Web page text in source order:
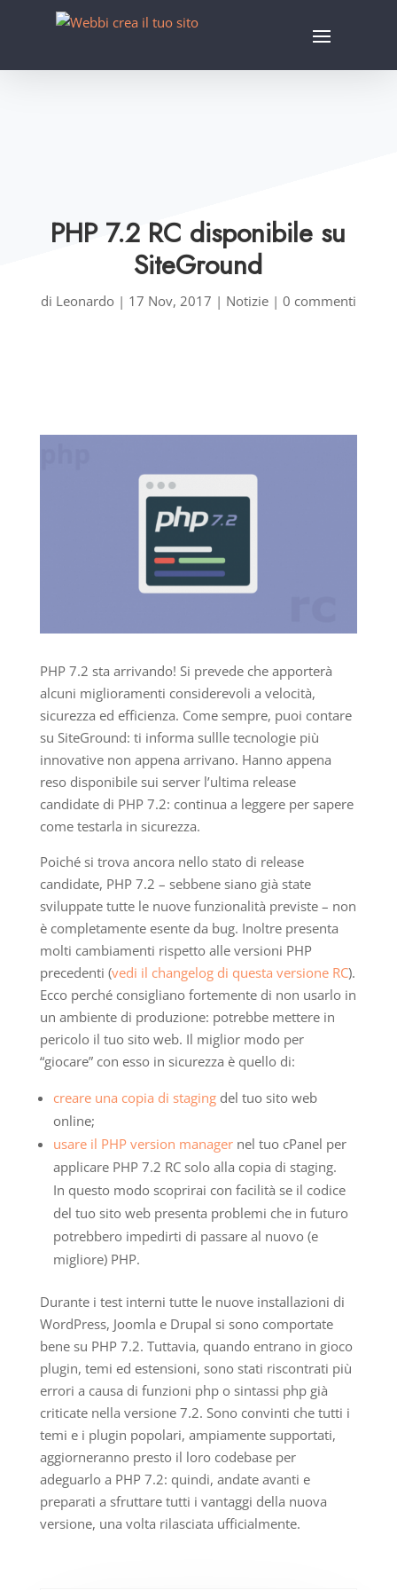
PHP 7.2 RC disponibile su
SiteGround
di Leonardo| 17 Nov, 2017 | Notizie| 0 commenti
PHP 7.2 sta arrivando! Si prevede che apporterà
alcuni miglioramenti considerevoli a velocità,
sicurezza ed efficienza. Come sempre, puoi contare
su SiteGround: ti informa sullle tecnologie più
innovative non appena arrivano. Hanno appena
reso disponibile sui server l’ultima release
candidate di PHP 7.2: continua a leggere per sapere
come testarla in sicurezza.
Poiché si trova ancora nello stato di release
candidate, PHP 7.2 – sebbene siano già state
sviluppate tutte le nuove funzionalità previste – non
è completamente esente da bug. Inoltre presenta
molti cambiamenti rispetto alle versioni PHP
precedenti (vedi il changelog di questa versione RC).
Ecco perché consigliano fortemente di non usarlo in
un ambiente di produzione: potrebbe mettere in
pericolo il tuo sito web. Il miglior modo per
“giocare” con esso in sicurezza è quello di:
creare una copia di stagingdel tuo sito web
online;
usare il PHP version managernel tuo cPanel per
applicare PHP 7.2 RC solo alla copia di staging.
In questo modo scoprirai con facilità se il codice
del tuo sito web presenta problemi che in futuro
potrebbero impedirti di passare al nuovo (e
migliore) PHP.
Durante i test interni tutte le nuove installazioni di
WordPress, Joomla e Drupal si sono comportate
bene su PHP 7.2. Tuttavia, quando entrano in gioco
plugin, temi ed estensioni, sono stati riscontrati più
errori a causa di funzioni php o sintassi php già
criticate nella versione 7.2. Sono convinti che tutti i
temi e i plugin popolari, ampiamente supportati,
aggiorneranno presto il loro codebase per
adeguarlo a PHP 7.2: quindi, andate avanti e
preparati a sfruttare tutti i vantaggi della nuova
versione, una volta rilasciata ufficialmente.